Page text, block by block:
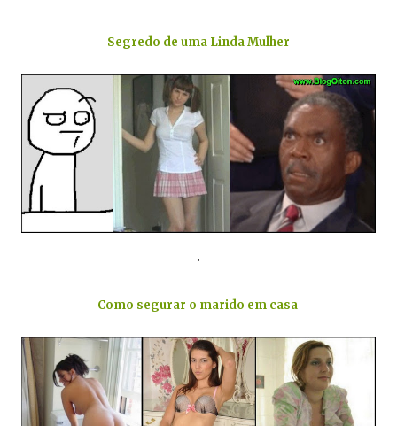
Segredo de uma Linda Mulher
.
Como segurar o marido em casa